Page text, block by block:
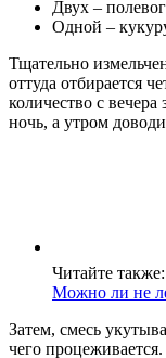
Двух –
Одной –
Тщательно
оттуда отбирается
количество с вечера
ночь, а утром
Читайте также:
Можно ли не
Затем, смесь
чего